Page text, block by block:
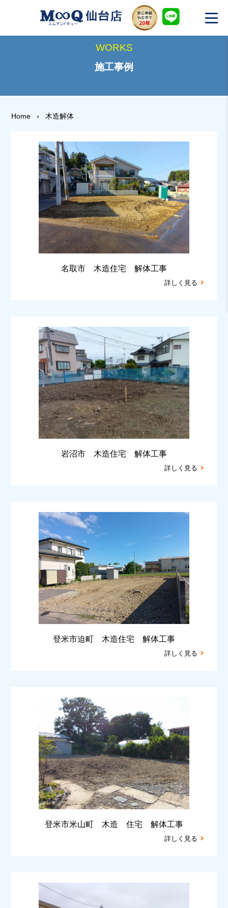
WORKS
施工事例
Home › 木造解体
名取市 木造住宅 解体工事
詳しく見る
岩沼市 木造住宅 解体工事
詳しく見る
登米市迫町 木造住宅 解体工事
詳しく見る
登米市米山町 木造 住宅 解体工事
詳しく見る